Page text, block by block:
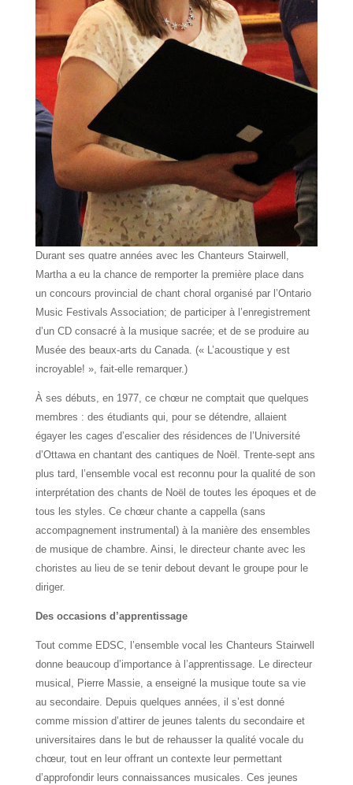
Durant ses quatre années avec les Chanteurs Stairwell,
Martha a eu la chance de remporter la première place dans
un concours provincial de chant choral organisé par l’Ontario
Music Festivals Association; de participer à l’enregistrement
d’un CD consacré à la musique sacrée; et de se produire au
Musée des beaux-arts du Canada. (« L’acoustique y est
incroyable! », fait-elle remarquer.)
À ses débuts, en 1977, ce chœur ne comptait que quelques
membres : des étudiants qui, pour se détendre, allaient
égayer les cages d’escalier des résidences de l’Université
d’Ottawa en chantant des cantiques de Noël. Trente-sept ans
plus tard, l’ensemble vocal est reconnu pour la qualité de son
interprétation des chants de Noël de toutes les époques et de
tous les styles. Ce chœur chante a cappella (sans
accompagnement instrumental) à la manière des ensembles
de musique de chambre. Ainsi, le directeur chante avec les
choristes au lieu de se tenir debout devant le groupe pour le
diriger.
Des occasions d’apprentissage
Tout comme EDSC, l’ensemble vocal les Chanteurs Stairwell
donne beaucoup d’importance à l’apprentissage. Le directeur
musical, Pierre Massie, a enseigné la musique toute sa vie
au secondaire. Depuis quelques années, il s’est donné
comme mission d’attirer de jeunes talents du secondaire et
universitaires dans le but de rehausser la qualité vocale du
chœur, tout en leur offrant un contexte leur permettant
d’approfondir leurs connaissances musicales. Ces jeunes